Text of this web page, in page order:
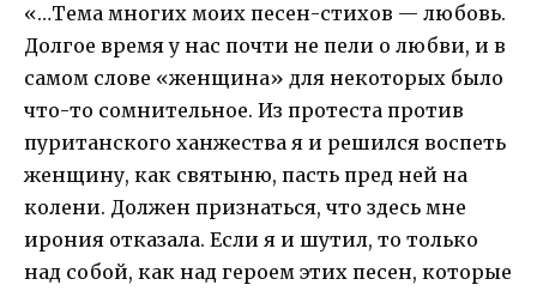
«…Тема многих моих песен-стихов — любовь.
Долгое время у нас почти не пели о любви, и в
самом слове «женщина» для некоторых было
что-то сомнительное. Из протеста против
пуританского ханжества я и решился воспеть
женщину, как святыню, пасть пред ней на
колени. Должен признаться, что здесь мне
ирония отказала. Если я и шутил, то только
над собой, как над героем этих песен, которые